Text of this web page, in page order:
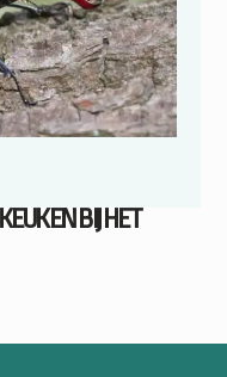
BIJ HET